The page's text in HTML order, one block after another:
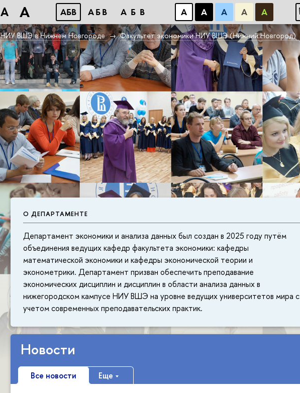
A A АБB АБB АБB А А А А А
НИУ ВШЭ в Нижнем Новгороде Факультет экономики НИУ ВШЭ (Нижний Новгород)
О ДЕПАРТАМЕНТЕ
Департамент экономики и анализа данных был создан в 2025 году путём
объединения ведущих кафедр факультета экономики: кафедры
математической экономики и кафедры экономической теории и
эконометрики. Департамент призван обеспечить преподавание
экономических дисциплин и дисциплин в области анализа данных в
нижегородском кампусе НИУ ВШЭ на уровне ведущих университетов мира с
учетом современных преподавательских практик.
Новости
Все новости Еще